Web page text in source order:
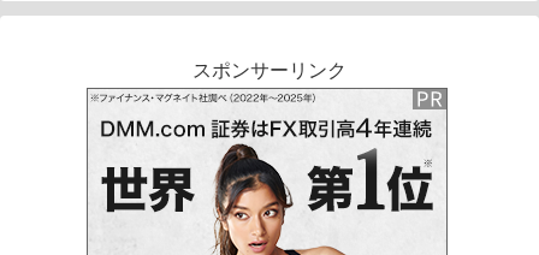
スポンサーリンク